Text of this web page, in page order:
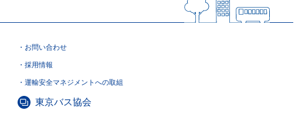
お問い合わせ
採用情報
運輸安全マネジメントへの取組
東京バス協会